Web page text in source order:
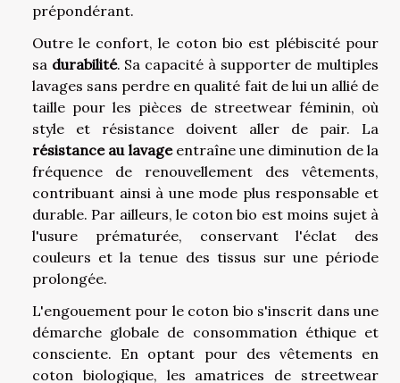
prépondérant.
Outre le confort, le coton bio est plébiscité pour
sa durabilité. Sa capacité à supporter de multiples
lavages sans perdre en qualité fait de lui un allié de
taille pour les pièces de streetwear féminin, où
style et résistance doivent aller de pair. La
résistance au lavageentraîne une diminution de la
fréquence de renouvellement des vêtements,
contribuant ainsi à une mode plus responsable et
durable. Par ailleurs, le coton bio est moins sujet à
l'usure prématurée, conservant l'éclat des
couleurs et la tenue des tissus sur une période
prolongée.
L'engouement pour le coton bio s'inscrit dans une
démarche globale de consommation éthique et
consciente. En optant pour des vêtements en
coton biologique, les amatrices de streetwear